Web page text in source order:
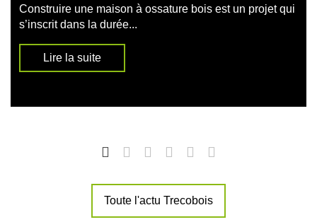
Construire une maison à ossature bois est un projet qui
s’inscrit dans la durée...
Lire la suite
Toute l'actu Trecobois